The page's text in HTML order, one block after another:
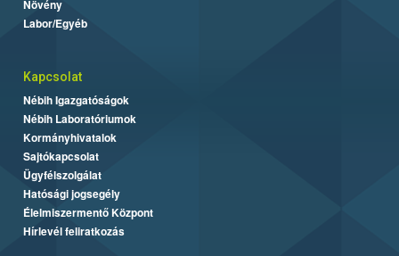
Növény
Labor/Egyéb
Kapcsolat
Nébih Igazgatóságok
Nébih Laboratóriumok
Kormányhivatalok
Sajtókapcsolat
Ügyfélszolgálat
Hatósági jogsegély
Élelmiszermentő Központ
Hírlevél feliratkozás